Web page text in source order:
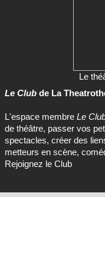
Le
Le Club de La
L'espace membre Le
de théâtre, passer vos
spectacles, créer des
metteurs en scène,
Rejoignez le Club